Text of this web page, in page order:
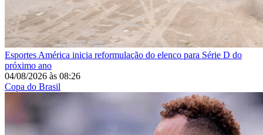
Esportes América inicia reformulação do elenco para Série D do
próximo ano
04/08/2026 às 08:26
Copa do Brasil